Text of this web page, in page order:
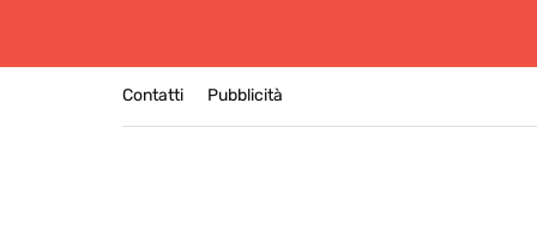
Contatti Pubblicità